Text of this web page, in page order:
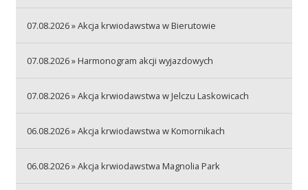
Szpitale
07.08.2026 » Akcja krwiodawstwa w Bierutowie
07.08.2026 » Harmonogram akcji wyjazdowych
07.08.2026 » Akcja krwiodawstwa w Jelczu Laskowicach
06.08.2026 » Akcja krwiodawstwa w Komornikach
06.08.2026 » Akcja krwiodawstwa Magnolia Park